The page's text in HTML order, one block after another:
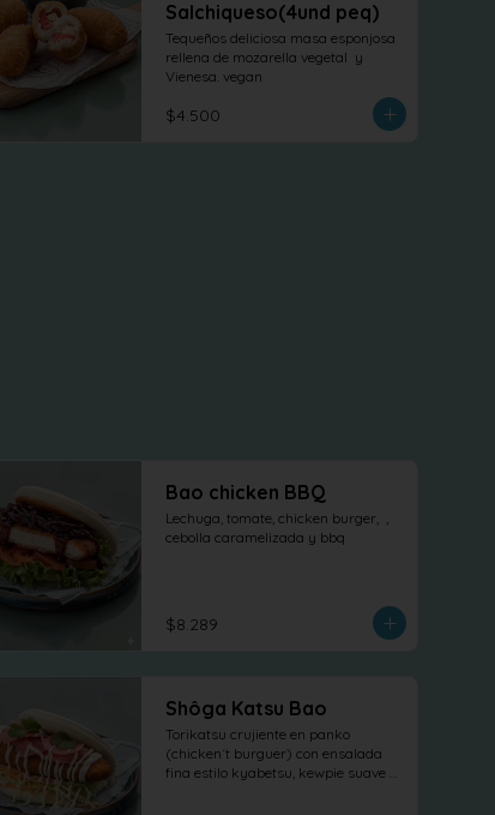
Salchiqueso(4und peq)
Tequeños deliciosa masa esponjosa
rellena de mozarella vegetal  y
Vienesa. vegan
$4.500
Bao chicken BBQ
Lechuga, tomate, chicken burger,  ,
cebolla caramelizada y bbq
$8.289
Shôga Katsu Bao
Torikatsu crujiente en panko
(chicken´t burguer) con ensalada
fina estilo kyabetsu, kewpie suave y